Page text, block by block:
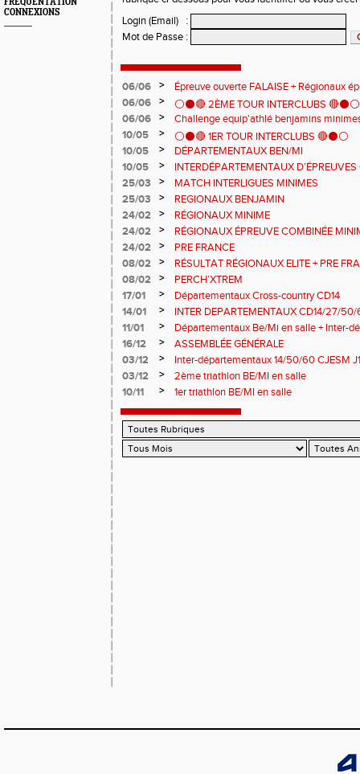
CONNEXIONS
Login (Email)
:
Mot de Passe :
06/06 >
Épreuve ouverte FALAISE + Régionaux
06/06
>
⚪️⚫️🔴 2ÈME TOUR INTERCLUBS 🔴⚫️⚪️
06/06
>
Challenge equip'athlé benjamins
10/05
>
⚪️⚫️🔴 1ER TOUR INTERCLUBS 🔴⚫️⚪️
10/05
>
DÉPARTEMENTAUX BEN/MI
10/05
>
INTERDÉPARTEMENTAUX
25/03
>
MATCH INTERLIGUES MINIMES
25/03
>
REGIONAUX BENJAMIN
24/02
>
RÉGIONAUX MINIME
24/02
>
RÉGIONAUX ÉPREUVE COMBINÉE
24/02
>
PRE FRANCE
08/02
>
RÉSULTAT RÉGIONAUX ELITE + PRE
08/02
>
PERCH’XTREM
17/01
>
Départementaux Cross-country CD14
14/01
>
INTER DEPARTEMENTAUX CD14/27/50/
11/01
>
Départementaux Be/Mi en salle + Inter-
16/12
>
ASSEMBLÉE GÉNÉRALE
03/12
>
Inter-départementaux 14/50/60 CJESM J1
03/12
>
2ème triathlon BE/MI en salle
10/11
> 1er triathlon BE/MI en salle